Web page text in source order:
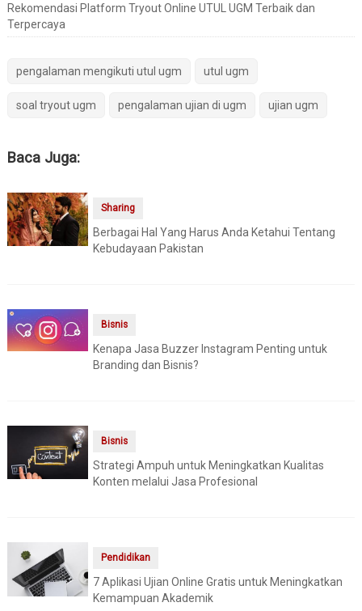
Rekomendasi Platform Tryout Online UTUL UGM Terbaik dan
Terpercaya
pengalaman mengikuti utul ugm utul ugm
soal tryout ugm pengalaman ujian di ugm ujian ugm
Baca Juga:
Sharing
Berbagai Hal Yang Harus Anda Ketahui Tentang
Kebudayaan Pakistan
Bisnis
Kenapa Jasa Buzzer Instagram Penting untuk
Branding dan Bisnis?
Bisnis
Strategi Ampuh untuk Meningkatkan Kualitas
Konten melalui Jasa Profesional
Pendidikan
7 Aplikasi Ujian Online Gratis untuk Meningkatkan
Kemampuan Akademik